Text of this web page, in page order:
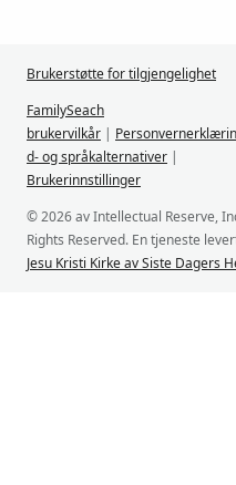
Brukerstøtte for tilgjengelighet
FamilySeach
brukervilkår |
d- og språkalternativer |
Brukerinnstillinger
© 2026 av Intellectual Reserve,
Rights Reserved. En tjeneste
Jesu Kristi Kirke av Siste Dagers